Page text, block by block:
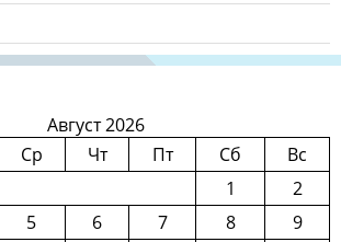
Август 2026
Ср Чт Пт Сб
Вс
1
2
5 6 7 8
9